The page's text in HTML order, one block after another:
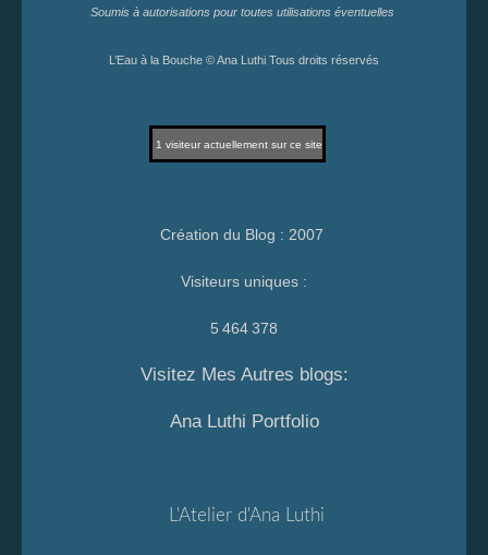
Soumis à autorisations pour toutes utilisations éventuelles
L’Eau à la Bouche © Ana Luthi Tous droits réservés
1 visiteur actuellement sur ce site
Création du Blog : 2007
Visiteurs uniques :
5 464 378
Visitez Mes Autres blogs:
Ana Luthi Portfolio
L'Atelier d'Ana Luthi